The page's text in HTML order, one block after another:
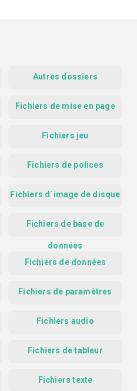
Autres dossiers
Fichiers de mise en page
Fichiers jeu
Fichiers de polices
Fichiers d`image de disque
Fichiers de base de
données
Fichiers de données
Fichiers de paramètres
Fichiers audio
Fichiers de tableur
Fichiers texte